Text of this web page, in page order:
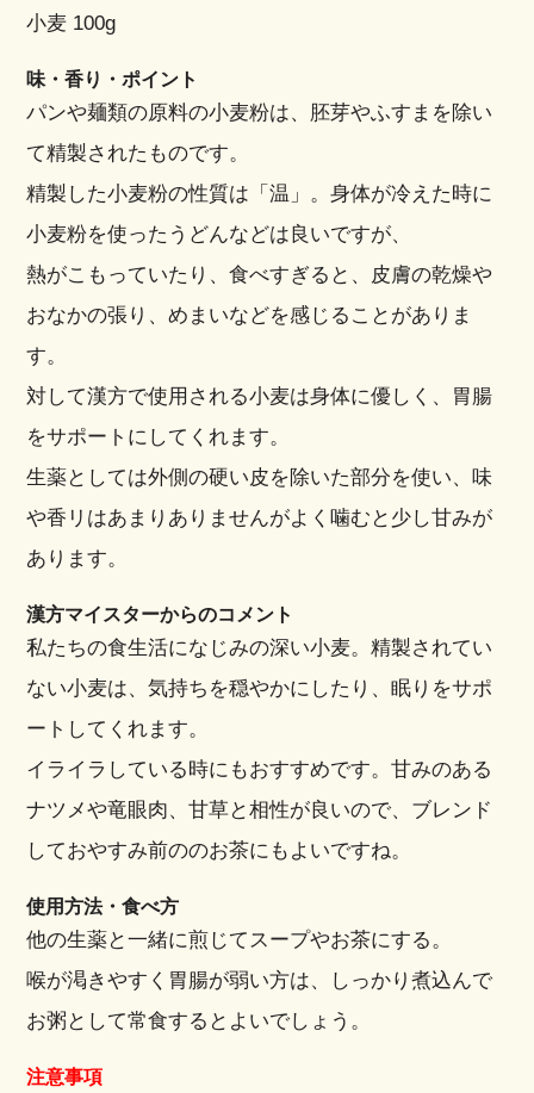
小麦 100g
味・香り・ポイント
パンや麺類の原料の小麦粉は、胚芽やふすまを除い
て精製されたものです。
精製した小麦粉の性質は「温」。身体が冷えた時に
小麦粉を使ったうどんなどは良いですが、
熱がこもっていたり、食べすぎると、皮膚の乾燥や
おなかの張り、めまいなどを感じることがありま
す。
対して漢方で使用される小麦は身体に優しく、胃腸
をサポートにしてくれます。
生薬としては外側の硬い皮を除いた部分を使い、味
や香リはあまりありませんがよく噛むと少し甘みが
あります。
漢方マイスターからのコメント
私たちの食生活になじみの深い小麦。精製されてい
ない小麦は、気持ちを穏やかにしたり、眠りをサポ
ートしてくれます。
イライラしている時にもおすすめです。甘みのある
ナツメや竜眼肉、甘草と相性が良いので、ブレンド
しておやすみ前ののお茶にもよいですね。
使用方法・食べ方
他の生薬と一緒に煎じてスープやお茶にする。
喉が渇きやすく胃腸が弱い方は、しっかり煮込んで
お粥として常食するとよいでしょう。
注意事項